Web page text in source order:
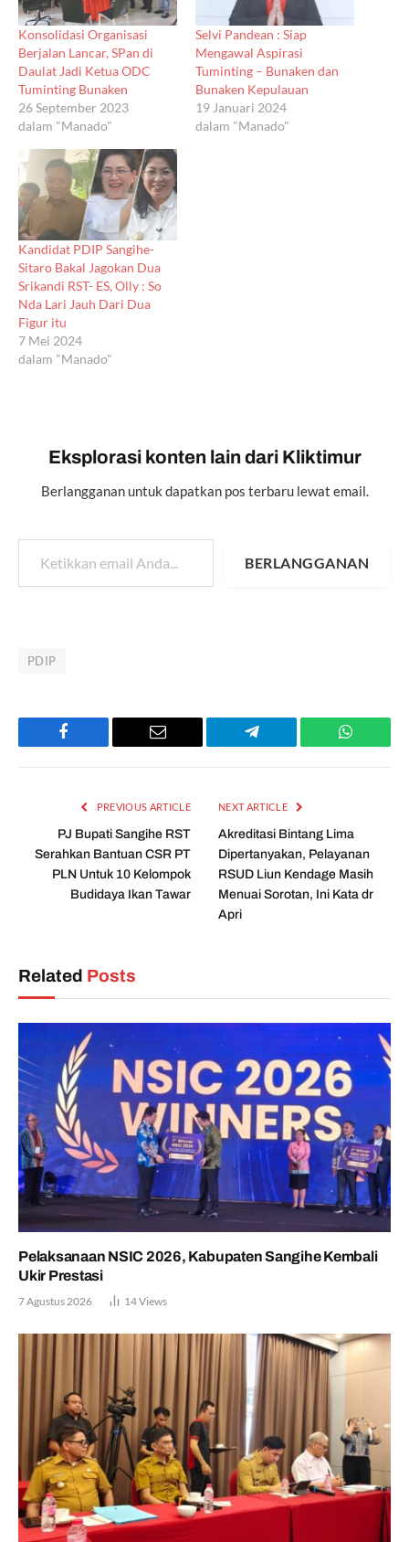
Konsolidasi Organisasi
Berjalan Lancar, SPan di
Daulat Jadi Ketua ODC
Tuminting Bunaken
26 September 2023
dalam "Manado"
Selvi Pandean : Siap
Mengawal Aspirasi
Tuminting – Bunaken dan
Bunaken Kepulauan
19 Januari 2024
dalam "Manado"
Kandidat PDIP Sangihe-
Sitaro Bakal Jagokan Dua
Srikandi RST- ES, Olly : So
Nda Lari Jauh Dari Dua
Figur itu
7 Mei 2024
dalam "Manado"
Eksplorasi konten lain dari Kliktimur
Berlangganan untuk dapatkan pos terbaru lewat email.
Ketikkan email Anda...
BERLANGGANAN
PDIP
Facebook Email Telegram
PREVIOUS ARTICLE
PJ Bupati Sangihe RST
Serahkan Bantuan CSR PT
PLN Untuk 10 Kelompok
Budidaya Ikan Tawar
NEXT ARTICLE
Akreditasi Bintang Lima
Dipertanyakan, Pelayanan
RSUD Liun Kendage Masih
Menuai Sorotan, Ini Kata dr
Apri
Related Posts
Pelaksanaan NSIC 2026, Kabupaten Sangihe Kembali
Ukir Prestasi
7 Agustus 2026 14Views